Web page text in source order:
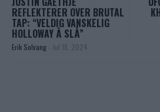
REFLEKTERER OVER BRUTAL
TAP: “VELDIG VANSKELIG
HOLLOWAY Å SLÅ”
Erik Solvang - Jul 18, 2024